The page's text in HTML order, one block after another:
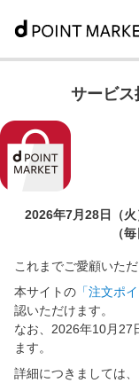
サービス
2026年7月28日（火
（
これまでご愛顧いた
本サイトの 「注文ポ
認いただけます。
なお、2026年10月27
ます。
詳細につきましては、